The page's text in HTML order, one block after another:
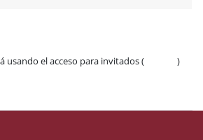
usando el acceso para invitados (
)